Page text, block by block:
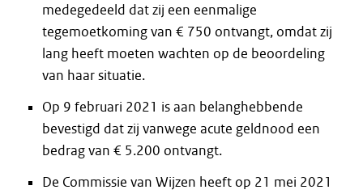
medegedeeld dat zij een eenmalige
tegemoetkoming van € 750 ontvangt, omdat zij
lang heeft moeten wachten op de beoordeling
van haar situatie.
Op 9 februari 2021 is aan belanghebbende
bevestigd dat zij vanwege acute geldnood een
bedrag van € 5.200 ontvangt.
De Commissie van Wijzen heeft op 21 mei 2021